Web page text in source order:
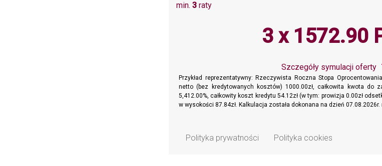
min. 3 raty
3 x 1572.90
Szczegóły symulacji oferty
Przykład reprezentatywny: Rzeczywista Roczna Stopa
netto (bez kredytowanych kosztów) 1000.00zł, całkowita kwota do
5,412.00%, całkowity koszt kredytu 54.12zł (w tym: prowizja 0.00zł
w wysokości 87.84zł. Kalkulacja została dokonana na dzień
Polityka prywatności Polityka cookies